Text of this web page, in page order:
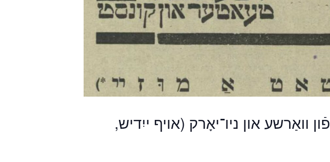
וואַרשע און ניו־יאָרק (אויף ייִדיש,